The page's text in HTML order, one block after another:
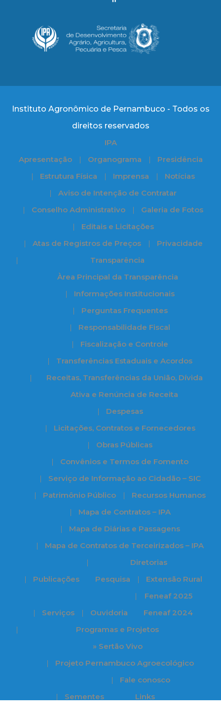
Instituto Agronômico de Pernambuco - Todos os
direitos reservados
IPA
Apresentação
Organograma
Presidência
Estrutura Física
Imprensa
Notícias
Aviso de Intenção de Contratar
Conselho Administrativo
Galeria de Fotos
Editais e Licitações
Atas de Registros de Preços
Privacidade
Transparência
Àrea Principal da Transparência
Informações Institucionais
Perguntas Frequentes
Responsabilidade Fiscal
Fiscalização e Controle
Transferências Estaduais e Acordos
Receitas, Transferências da União, Dívida
Ativa e Renúncia de Receita
Despesas
Licitações, Contratos e Fornecedores
Obras Públicas
Convênios e Termos de Fomento
Serviço de Informação ao Cidadão – SIC
Patrimônio Público
Recursos Humanos
Mapa de Contratos – IPA
Mapa de Diárias e Passagens
Mapa de Contratos de Terceirizados – IPA
Publicações
Diretorias
Pesquisa
Extensão Rural
Serviços Ouvidoria
Feneaf 2025
Feneaf 2024
Programas e Projetos
» Sertão Vivo
Projeto Pernambuco Agroecológico
Sementes
Fale conosco
Links